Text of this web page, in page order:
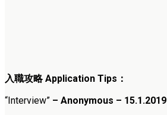
入職攻略 Application Tips：
“Interview” – Anonymous – 15.1.2019